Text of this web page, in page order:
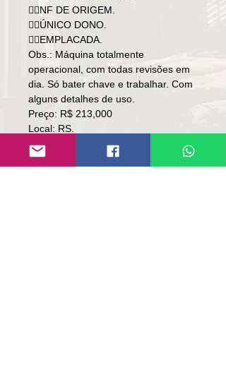
👉🏻NF DE ORIGEM.
👉🏻ÚNICO DONO.
👉🏻EMPLACADA.
Obs.: Máquina totalmente
operacional, com todas revisões em
dia. Só bater chave e trabalhar. Com
alguns detalhes de uso.
Preço: R$ 213,000
Local: RS.
👉🏻 SEM TROCA.
👉🏼 SOMENTE À VISTA.